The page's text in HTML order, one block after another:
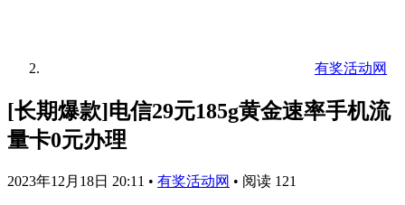
有奖活动网
[长期爆款]电信29元185g黄金速率手机流
量卡0元办理
2023年12月18日 20:11 • 有奖活动网 • 阅读 121